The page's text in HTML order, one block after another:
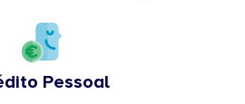
Pessoal